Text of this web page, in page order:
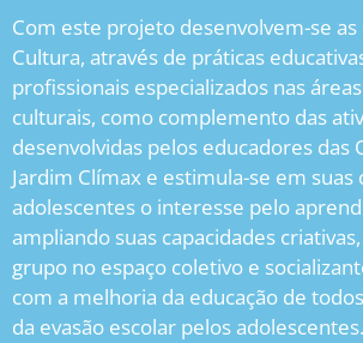
Com este projeto desenvolvem-se
Cultura, através de práticas
profissionais especializados nas
culturais, como complemento das
desenvolvidas pelos educadores das
Jardim Clímax e estimula-se em suas
adolescentes o interesse pelo
ampliando suas capacidades
grupo no espaço coletivo e
com a melhoria da educação de
da evasão escolar pelos adolescentes.